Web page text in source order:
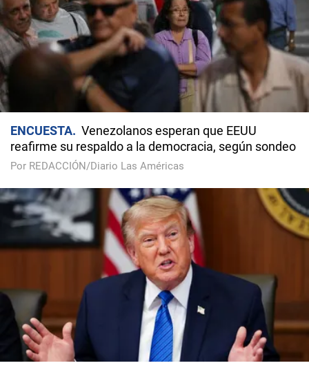
ENCUESTA
Venezolanos esperan que EEUU
reafirme su respaldo a la democracia, según sondeo
Por REDACCIÓN/Diario Las Américas